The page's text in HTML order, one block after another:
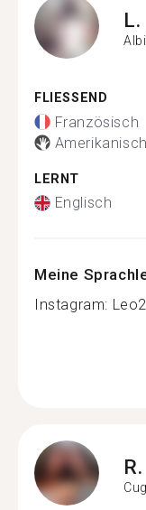
L.
Albi
FLIESSEND
Französisch
LERNT
Englisch
Meine
Instagram:
R.